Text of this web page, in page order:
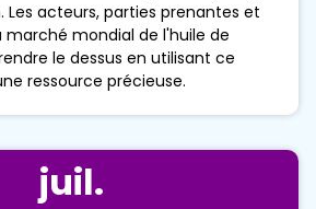
Les acteurs, parties prenantes et
mondial de l'huile de
le dessus en utilisant ce
ressource précieuse.
juil.